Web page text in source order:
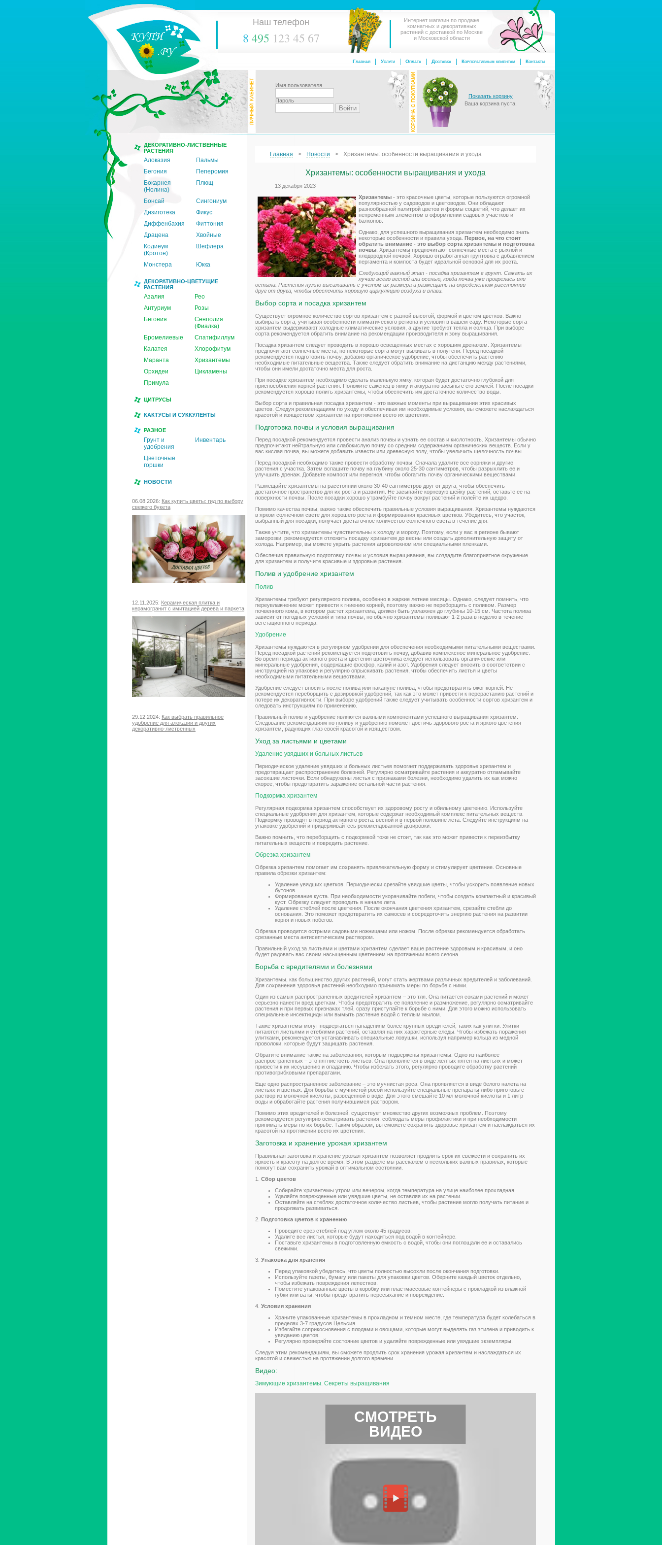
Наш телефон
8 495 123 45 67
Интернет магазин по продаже
комнатных и декоративных
растений с доставкой по Москве
и Московской области
Контакты
Корпоративным клиентам
Доставка
Оплата
Услуги
Главная
Имя пользователя
Пароль
Показать корзину
Ваша корзина пуста.
ДЕКОРАТИВНО-ЛИСТВЕННЫЕ
РАСТЕНИЯ
Алоказия
Пальмы
Бегония
Пеперомия
Бокарнея
(Нолина)
Плющ
Бонсай
Сингониум
Дизиготека
Фикус
Диффенбахия
Фиттония
Драцена
Хвойные
Кодиеум
(Кротон)
Шефлера
Монстера Юкка
ДЕКОРАТИВНО-ЦВЕТУЩИЕ
РАСТЕНИЯ
Азалия
Рео
Антуриум
Розы
Бегония
Сенполия
(Фиалка)
Бромелиевые
Спатифиллум
Калатея
Хлорофитум
Маранта
Хризантемы
Орхидеи
Цикламены
Примула
ЦИТРУСЫ
КАКТУСЫ И СУККУЛЕНТЫ
РАЗНОЕ
Грунт и
удобрения
Инвентарь
Цветочные
горшки
НОВОСТИ
06.08.2026: Как купить цветы: гид по выбору
свежего букета
12.11.2025: Керамическая плитка и
керамогранит с имитацией дерева и паркета
29.12.2024: Как выбрать правильное
удобрение для алоказии и других
декоративно-лиственных
Главная Новости Хризантемы: особенности выращивания и ухода
Хризантемы: особенности выращивания и ухода
13 декабря 2023
Хризантемы - это красочные цветы, которые пользуются огромной
популярностью у садоводов и цветоводов. Они обладают
разнообразной палитрой цветов и формы соцветий, что делает их
непременным элементом в оформлении садовых участков и
балконов.
Однако, для успешного выращивания хризантем необходимо знать
некоторые особенности и правила ухода. Первое, на что стоит
обратить внимание - это выбор сорта хризантемы и подготовка
почвы . Хризантемы предпочитают солнечные места с рыхлой и
плодородной почвой. Хорошо отработанная грунтовка с добавлением
пергамента и компоста будет идеальной основой для их роста.
Следующий важный этап - посадка хризантем в грунт. Сажать их
лучше всего весной или осенью, когда почва уже прогрелась или
остыла. Растения нужно высаживать с учетом их размера и размещать на определенном расстоянии
друг от друга, чтобы обеспечить хорошую циркуляцию воздуха и влаги.
Выбор сорта и посадка хризантем
Существует огромное количество сортов хризантем с разной высотой, формой и цветом цветков. Важно
выбирать сорта, учитывая особенности климатического региона и условия в вашем саду. Некоторые сорта
хризантем выдерживают холодные климатические условия, а другие требуют тепла и солнца. При выборе
сорта рекомендуется обратить внимание на рекомендации производителя и зону выращивания.
Посадка хризантем следует проводить в хорошо освещенных местах с хорошим дренажем. Хризантемы
предпочитают солнечные места, но некоторые сорта могут выживать в полутени. Перед посадкой
рекомендуется подготовить почву, добавив органическое удобрение, чтобы обеспечить растению
необходимые питательные вещества. Также следует обратить внимание на дистанцию между растениями,
чтобы они имели достаточно места для роста.
При посадке хризантем необходимо сделать маленькую ямку, которая будет достаточно глубокой для
приспособления корней растения. Положите саженец в ямку и аккуратно засыпьте его землей. После посадки
рекомендуется хорошо полить хризантемы, чтобы обеспечить им достаточное количество воды.
Выбор сорта и правильная посадка хризантем - это важные моменты при выращивании этих красивых
цветов. Следуя рекомендациям по уходу и обеспечивая им необходимые условия, вы сможете наслаждаться
красотой и изяществом хризантем на протяжении всего их цветения.
Подготовка почвы и условия выращивания
Перед посадкой рекомендуется провести анализ почвы и узнать ее состав и кислотность. Хризантемы обычно
предпочитают нейтральную или слабокислую почву со средним содержанием органических веществ. Если у
вас кислая почва, вы можете добавить извести или древесную золу, чтобы увеличить щелочность почвы.
Перед посадкой необходимо также провести обработку почвы. Сначала удалите все сорняки и другие
растения с участка. Затем вспашите почву на глубину около 25-30 сантиметров, чтобы разрыхлить ее и
улучшить дренаж. Добавьте компост или перегноя, чтобы обогатить почву органическими веществами.
Размещайте хризантемы на расстоянии около 30-40 сантиметров друг от друга, чтобы обеспечить
достаточное пространство для их роста и развития. Не засыпайте корневую шейку растений, оставьте ее на
поверхности почвы. После посадки хорошо утрамбуйте почву вокруг растений и полейте их щедро.
Помимо качества почвы, важно также обеспечить правильные условия выращивания. Хризантемы нуждаются
в ярком солнечном свете для хорошего роста и формирования красивых цветков. Убедитесь, что участок,
выбранный для посадки, получает достаточное количество солнечного света в течение дня.
Также учтите, что хризантемы чувствительны к холоду и морозу. Поэтому, если у вас в регионе бывают
заморозки, рекомендуется отложить посадку хризантем до весны или создать дополнительную защиту от
холода. Например, вы можете укрыть растения агроволокном или специальными пленками.
Обеспечив правильную подготовку почвы и условия выращивания, вы создадите благоприятное окружение
для хризантем и получите красивые и здоровые растения.
Полив и удобрение хризантем
Полив
Хризантемы требуют регулярного полива, особенно в жаркие летние месяцы. Однако, следует помнить, что
переувлажнение может привести к гниению корней, поэтому важно не переборщить с поливом. Размер
почвенного кома, в котором растет хризантема, должен быть увлажнен до глубины 10-15 см. Частота полива
зависит от погодных условий и типа почвы, но обычно хризантемы поливают 1-2 раза в неделю в течение
вегетационного периода.
Удобрение
Хризантемы нуждаются в регулярном удобрении для обеспечения необходимыми питательными веществами.
Перед посадкой растений рекомендуется подготовить почву, добавив комплексное минеральное удобрение.
Во время периода активного роста и цветения цветочника следует использовать органические или
минеральные удобрения, содержащие фосфор, калий и азот. Удобрения следует вносить в соответствии с
инструкцией на упаковке и регулярно опрыскивать растения, чтобы обеспечить листья и цветы
необходимыми питательными веществами.
Удобрение следует вносить после полива или накануне полива, чтобы предотвратить ожог корней. Не
рекомендуется переборщить с дозировкой удобрений, так как это может привести к перерастанию растений и
потере их декоративности. При выборе удобрений также следует учитывать особенности сортов хризантем и
следовать инструкциям по применению.
Правильный полив и удобрение являются важными компонентами успешного выращивания хризантем.
Следование рекомендациям по поливу и удобрению поможет достичь здорового роста и яркого цветения
хризантем, радующих глаз своей красотой и изяществом.
Уход за листьями и цветами
Удаление увядших и больных листьев
Периодическое удаление увядших и больных листьев помогает поддерживать здоровье хризантем и
предотвращает распространение болезней. Регулярно осматривайте растения и аккуратно отламывайте
засохшие листочки. Если обнаружены листья с признаками болезни, необходимо удалить их как можно
скорее, чтобы предотвратить заражение остальной части растения.
Подкормка хризантем
Регулярная подкормка хризантем способствует их здоровому росту и обильному цветению. Используйте
специальные удобрения для хризантем, которые содержат необходимый комплекс питательных веществ.
Подкормку проводят в период активного роста: весной и в первой половине лета. Следуйте инструкциям на
упаковке удобрений и придерживайтесь рекомендованной дозировки.
Важно помнить, что переборщить с подкормкой тоже не стоит, так как это может привести к переизбытку
питательных веществ и повредить растение.
Обрезка хризантем
Обрезка хризантем помогает им сохранять привлекательную форму и стимулирует цветение. Основные
правила обрезки хризантем:
Удаление увядших цветков. Периодически срезайте увядшие цветы, чтобы ускорить появление новых
бутонов.
Формирование куста. При необходимости укорачивайте побеги, чтобы создать компактный и красивый
куст. Обрезку следует проводить в начале лета.
Удаление стеблей после цветения. После окончания цветения хризантем, срезайте стебли до
основания. Это поможет предотвратить их самосев и сосредоточить энергию растения на развитии
корня и новых побегов.
Обрезка проводится острыми садовыми ножницами или ножом. После обрезки рекомендуется обработать
срезанные места антисептическим раствором.
Правильный уход за листьями и цветами хризантем сделает ваше растение здоровым и красивым, и оно
будет радовать вас своим насыщенным цветением на протяжении всего сезона.
Борьба с вредителями и болезнями
Хризантемы, как большинство других растений, могут стать жертвами различных вредителей и заболеваний.
Для сохранения здоровья растений необходимо принимать меры по борьбе с ними.
Один из самых распространенных вредителей хризантем – это тля. Она питается соками растений и может
серьезно нанести вред цветкам. Чтобы предотвратить ее появление и размножение, регулярно осматривайте
растения и при первых признаках тлей, сразу приступайте к борьбе с ними. Для этого можно использовать
специальные инсектициды или вымыть растение водой с теплым мылом.
Также хризантемы могут подвергаться нападениям более крупных вредителей, таких как улитки. Улитки
питаются листьями и стеблями растений, оставляя на них характерные следы. Чтобы избежать поражения
улитками, рекомендуется устанавливать специальные ловушки, используя например кольца из медной
проволоки, которые будут защищать растения.
Обратите внимание также на заболевания, которым подвержены хризантемы. Одно из наиболее
распространенных – это пятнистость листьев. Она проявляется в виде желтых пятен на листьях и может
привести к их иссушению и опаданию. Чтобы избежать этого, регулярно проводите обработку растений
противогрибковыми препаратами.
Еще одно распространенное заболевание – это мучнистая роса. Она проявляется в виде белого налета на
листьях и цветках. Для борьбы с мучнистой росой используйте специальные препараты либо приготовьте
раствор из молочной кислоты, разведенной в воде. Для этого смешайте 10 мл молочной кислоты и 1 литр
воды и обработайте растения получившимся раствором.
Помимо этих вредителей и болезней, существует множество других возможных проблем. Поэтому
рекомендуется регулярно осматривать растения, соблюдать меры профилактики и при необходимости
принимать меры по их борьбе. Таким образом, вы сможете сохранить здоровье хризантем и наслаждаться их
красотой на протяжении всего их цветения.
Заготовка и хранение урожая хризантем
Правильная заготовка и хранение урожая хризантем позволяет продлить срок их свежести и сохранить их
яркость и красоту на долгое время. В этом разделе мы расскажем о нескольких важных правилах, которые
помогут вам сохранить урожай в оптимальном состоянии.
1. Сбор цветов
Собирайте хризантемы утром или вечером, когда температура на улице наиболее прохладная.
Удаляйте поврежденные или увядшие цветы, не оставляя их на растении.
Оставляйте на стеблях достаточное количество листьев, чтобы растение могло получать питание и
продолжать развиваться.
2. Подготовка цветов к хранению
Проведите срез стеблей под углом около 45 градусов.
Удалите все листья, которые будут находиться под водой в контейнере.
Поставьте хризантемы в подготовленную емкость с водой, чтобы они поглощали ее и оставались
свежими.
3. Упаковка для хранения
Перед упаковкой убедитесь, что цветы полностью высохли после окончания подготовки.
Используйте газеты, бумагу или пакеты для упаковки цветов. Оберните каждый цветок отдельно,
чтобы избежать повреждения лепестков.
Поместите упакованные цветы в коробку или пластмассовые контейнеры с прокладкой из влажной
губки или ваты, чтобы предотвратить пересыхание и повреждение.
4. Условия хранения
Храните упакованные хризантемы в прохладном и темном месте, где температура будет колебаться в
пределах 3-7 градусов Цельсия.
Избегайте соприкосновения с плодами и овощами, которые могут выделять газ этилена и приводить к
увяданию цветов.
Регулярно проверяйте состояние цветов и удаляйте поврежденные или увядшие экземпляры.
Следуя этим рекомендациям, вы сможете продлить срок хранения урожая хризантем и наслаждаться их
красотой и свежестью на протяжении долгого времени.
Видео:
Зимующие хризантемы. Секреты выращивания
СМОТРЕТЬ
ВИДЕО